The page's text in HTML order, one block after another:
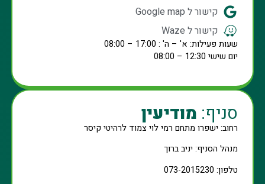
קישור ל Google map
קישור ל Waze
שעות פעילות: א' – ה' : 17:00 – 08:00
יום שישי 12:30 – 08:00
סניף: מודיעין
רחוב: ישפרו מתחם רמי לוי צמוד לרהיטי קיסר
מנהל הסניף: יניב ברוך
טלפון: 073-2015230